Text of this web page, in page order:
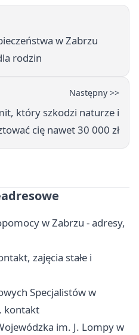
w Zabrzu
rodzin
Następny >>
który szkodzi naturze i
cię nawet 30 000 zł
w Zabrzu - adresy,
zajęcia stałe i
Specjalistów w
kontakt
im. J. Lompy w